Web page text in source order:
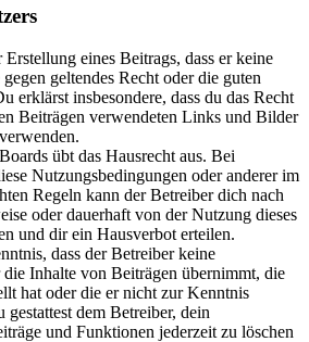
eines Beitrags, dass er keine
geltendes Recht oder die guten
erklärst insbesondere, dass du das Recht
Beiträgen verwendeten Links und Bilder
übt das Hausrecht aus. Bei
Nutzungsbedingungen oder anderer im
Regeln kann der Betreiber dich nach
oder dauerhaft von der Nutzung dieses
und dir ein Hausverbot erteilen.
dass der Betreiber keine
Inhalte von Beiträgen übernimmt, die
hat oder die er nicht zur Kenntnis
gestattest dem Betreiber, dein
und Funktionen jederzeit zu löschen